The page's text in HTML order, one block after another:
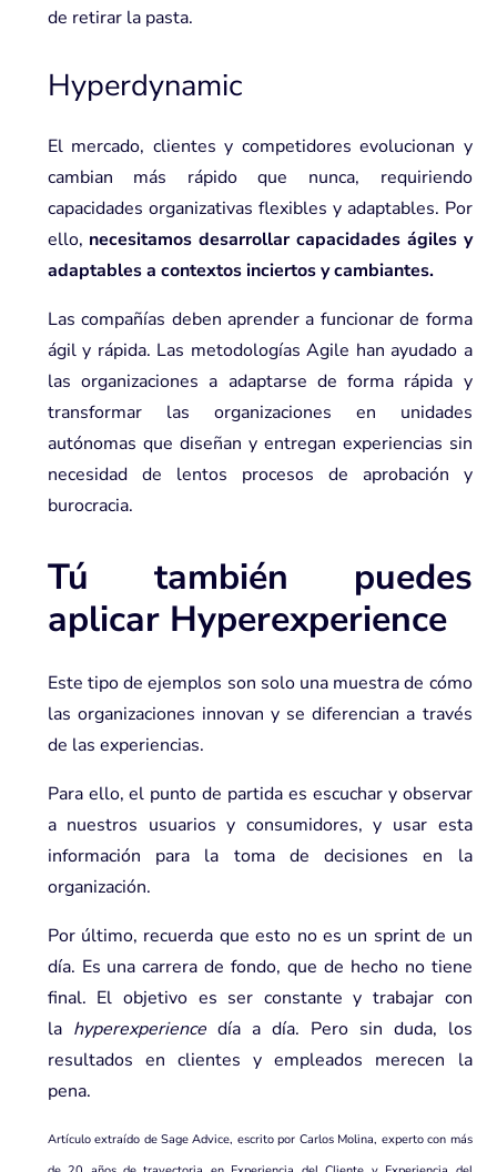
de retirar la pasta.
Hyperdynamic
El mercado, clientes y competidores evolucionan y
cambian más rápido que nunca, requiriendo
capacidades organizativas flexibles y adaptables. Por
ello, necesitamos desarrollar capacidades ágiles y
adaptables a contextos inciertos y cambiantes.
Las compañías deben aprender a funcionar de forma
ágil y rápida. Las metodologías Agile han ayudado a
las organizaciones a adaptarse de forma rápida y
transformar las organizaciones en unidades
autónomas que diseñan y entregan experiencias sin
necesidad de lentos procesos de aprobación y
burocracia.
Tú también puedes
aplicar Hyperexperience
Este tipo de ejemplos son solo una muestra de cómo
las organizaciones innovan y se diferencian a través
de las experiencias.
Para ello, el punto de partida es escuchar y observar
a nuestros usuarios y consumidores, y usar esta
información para la toma de decisiones en la
organización.
Por último, recuerda que esto no es un sprint de un
día. Es una carrera de fondo, que de hecho no tiene
final. El objetivo es ser constante y trabajar con
la hyperexperiencedía a día. Pero sin duda, los
resultados en clientes y empleados merecen la
pena.
Artículo extraído de Sage Advice, escrito por Carlos Molina, experto con más